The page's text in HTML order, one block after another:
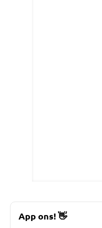
App ons!👋